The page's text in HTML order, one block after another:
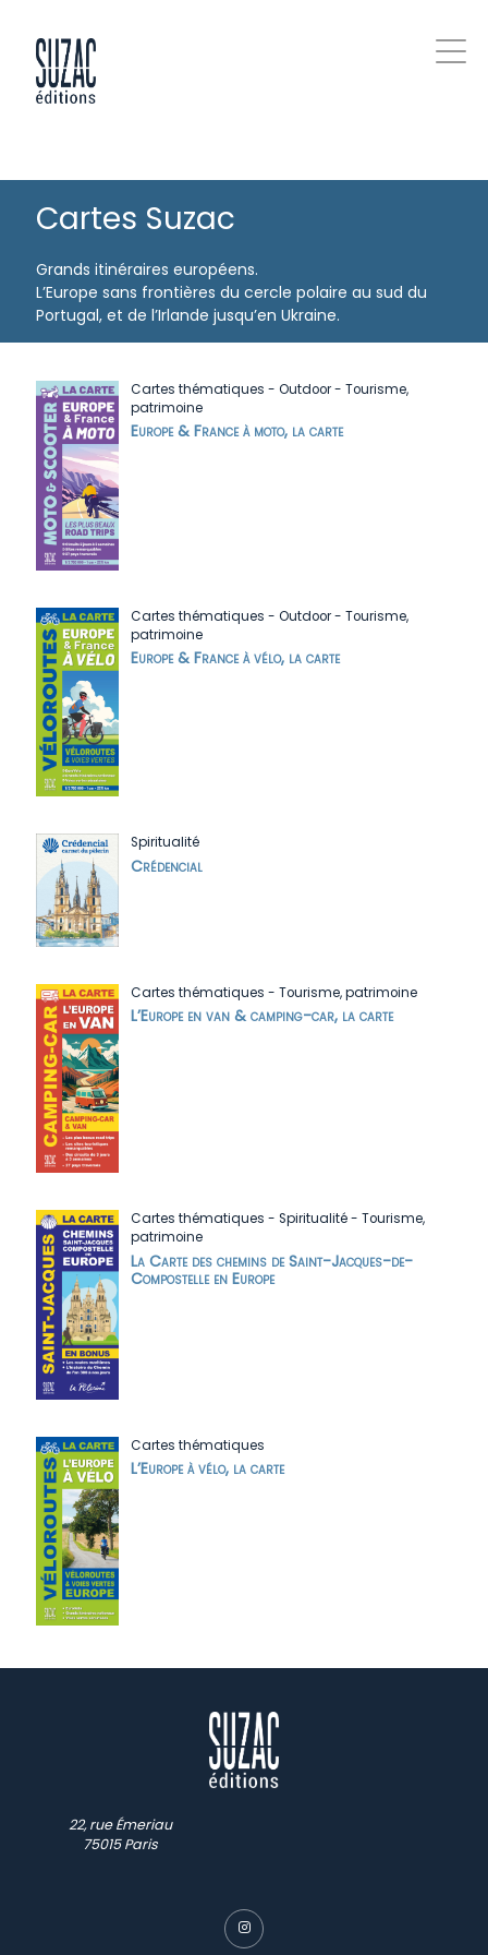
Cartes Suzac
Grands itinéraires européens.
L’Europe sans frontières du cercle polaire au sud du
Portugal, et de l’Irlande jusqu’en Ukraine.
Cartes thématiques - Outdoor- Tourisme,
patrimoine
Europe & France à moto, la carte
Cartes thématiques - Outdoor- Tourisme,
patrimoine
Europe & France à vélo, la carte
Spiritualité
Crédencial
Cartes thématiques - Tourisme, patrimoine
L’Europe en van & camping-car, la carte
Cartes thématiques - Spiritualité- Tourisme,
patrimoine
La Carte des chemins de Saint-Jacques-de-
Compostelle en Europe
Cartes thématiques
L’Europe à vélo, la carte
22, rue Émeriau
75015 Paris